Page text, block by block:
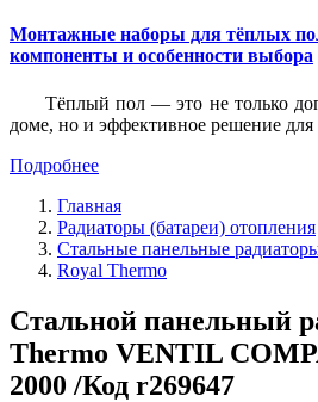
Монтажные наборы для тёплых
компоненты и особенности выбора
Тёплый пол — это не только
доме, но и эффективное решение
Подробнее
Главная
Радиаторы (батареи) отопления
Стальные панельные
Royal Thermo
Стальной панельный
Thermo VENTIL
2000 /Код r269647